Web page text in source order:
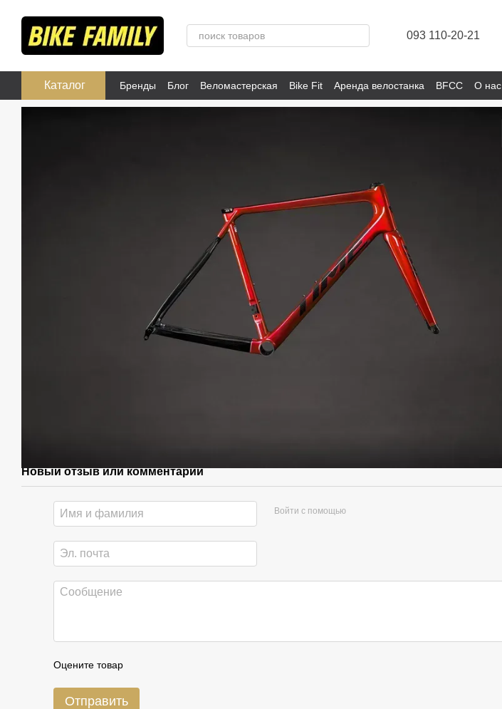
093 110-20-21
Каталог Бренды Блог Веломастерская Bike Fit Аренда велостанка BFCC О нас
Публичная оферта
Новый отзыв или комментарий
Войти с помощью
Оцените товар
Отправить